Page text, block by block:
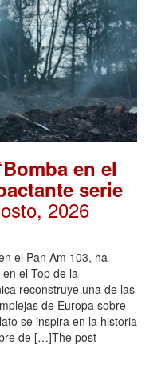
en el
serie
2026
el Pan Am 103, ha
el Top de la
reconstruye una de las
de Europa sobre
se inspira en la historia
de […]The post